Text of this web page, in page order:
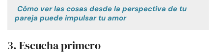
Cómo ver las cosas desde la perspectiva de tu
pareja puede impulsar tu amor
3. Escucha primero